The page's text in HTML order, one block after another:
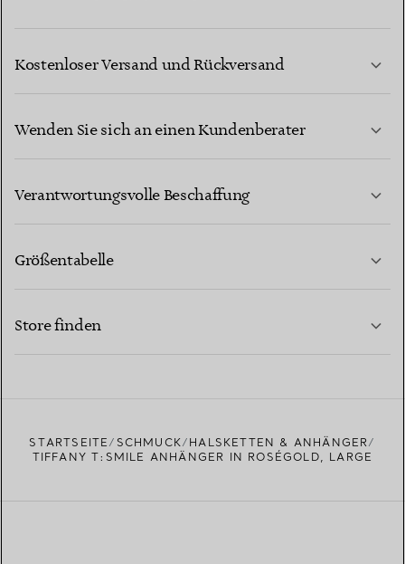
Kostenloser Versand und Rückversand
Wenden Sie sich an einen Kundenberater
Verantwortungsvolle Beschaffung
Größentabelle
Store finden
STARTSEITE SCHMUCK
HALSKETTEN & ANHÄNGER
TIFFANY T:SMILE ANHÄNGER IN ROSÉGOLD, LARGE